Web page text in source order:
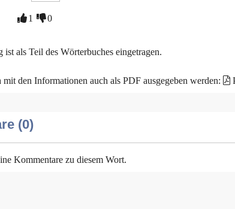
1 0
ist als Teil des Wörterbuches eingetragen.
mit den Informationen auch als PDF ausgegeben werden:
(0)
Kommentare zu diesem Wort.